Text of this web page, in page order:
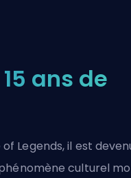
ans de
Legends, il est
culturel